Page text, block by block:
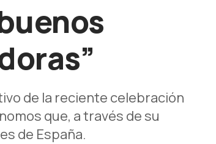
de la reciente celebración
que, a través de su
de España.